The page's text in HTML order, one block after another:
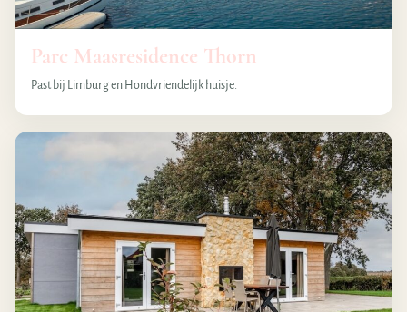
Parc Maasresidence Thorn
Past bij Limburg en Hondvriendelijk huisje.